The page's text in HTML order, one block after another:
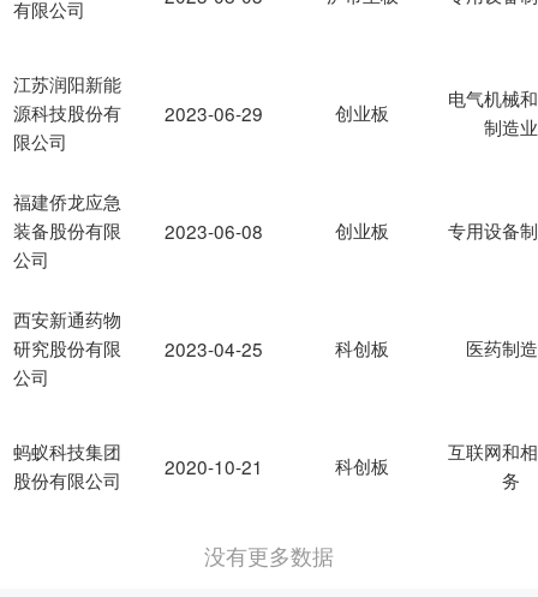
有限公司
江苏润阳新能
源科技股份有
限公司
福建侨龙应急
装备股份有限
公司
西安新通药物
研究股份有限
公司
蚂蚁科技集团
股份有限公司
2023-06-29 创业板
电气机械
制造业
2023-06-08 创业板 专用设备
2023-04-25 科创板 医药制
2020-10-21 科创板
互联网和
务
没有更多数据